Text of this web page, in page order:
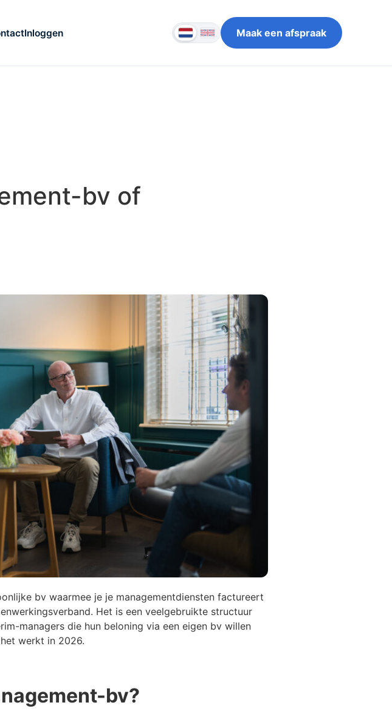
Inloggen Maak een afspraak
bv of
bv waarmee je je managementdiensten factureert
Het is een veelgebruikte structuur
managers die hun beloning via een eigen bv willen
werkt in 2026.
bv?